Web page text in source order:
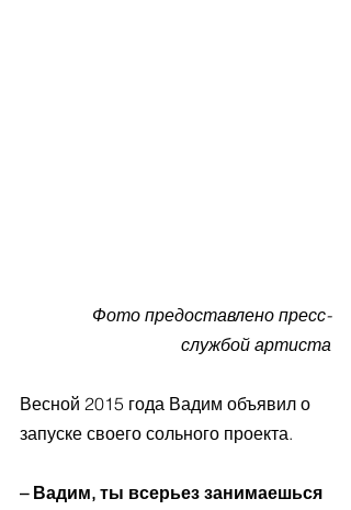
Фото предоставлено пресс-
службой артиста
Весной 2015 года Вадим объявил о
запуске своего сольного проекта.
– Вадим, ты всерьез занимаешься